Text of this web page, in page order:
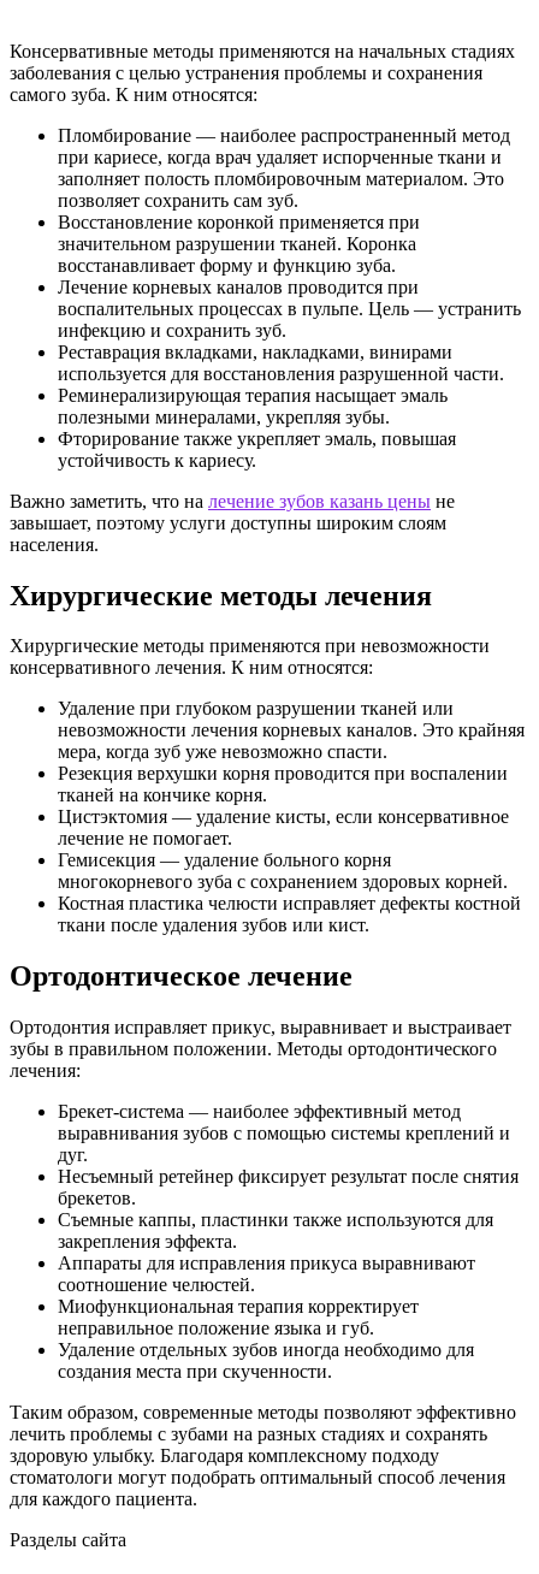
Консервативные методы применяются на начальных стадиях
заболевания с целью устранения проблемы и сохранения
самого зуба. К ним относятся:
Пломбирование — наиболее распространенный метод
при кариесе, когда врач удаляет испорченные ткани и
заполняет полость пломбировочным материалом. Это
позволяет сохранить сам зуб.
Восстановление коронкой применяется при
значительном разрушении тканей. Коронка
восстанавливает форму и функцию зуба.
Лечение корневых каналов проводится при
воспалительных процессах в пульпе. Цель — устранить
инфекцию и сохранить зуб.
Реставрация вкладками, накладками, винирами
используется для восстановления разрушенной части.
Реминерализирующая терапия насыщает эмаль
полезными минералами, укрепляя зубы.
Фторирование также укрепляет эмаль, повышая
устойчивость к кариесу.
Важно заметить, что на лечение зубов казань цены не
завышает, поэтому услуги доступны широким слоям
населения.
Хирургические методы лечения
Хирургические методы применяются при невозможности
консервативного лечения. К ним относятся:
Удаление при глубоком разрушении тканей или
невозможности лечения корневых каналов. Это крайняя
мера, когда зуб уже невозможно спасти.
Резекция верхушки корня проводится при воспалении
тканей на кончике корня.
Цистэктомия — удаление кисты, если консервативное
лечение не помогает.
Гемисекция — удаление больного корня
многокорневого зуба с сохранением здоровых корней.
Костная пластика челюсти исправляет дефекты костной
ткани после удаления зубов или кист.
Ортодонтическое лечение
Ортодонтия исправляет прикус, выравнивает и выстраивает
зубы в правильном положении. Методы ортодонтического
лечения:
Брекет-система — наиболее эффективный метод
выравнивания зубов с помощью системы креплений и
дуг.
Несъемный ретейнер фиксирует результат после снятия
брекетов.
Съемные каппы, пластинки также используются для
закрепления эффекта.
Аппараты для исправления прикуса выравнивают
соотношение челюстей.
Миофункциональная терапия корректирует
неправильное положение языка и губ.
Удаление отдельных зубов иногда необходимо для
создания места при скученности.
Таким образом, современные методы позволяют эффективно
лечить проблемы с зубами на разных стадиях и сохранять
здоровую улыбку. Благодаря комплексному подходу
стоматологи могут подобрать оптимальный способ лечения
для каждого пациента.
Разделы сайта